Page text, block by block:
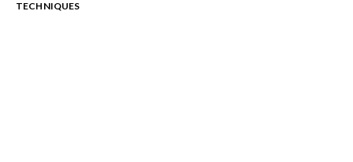
TECHNIQUES